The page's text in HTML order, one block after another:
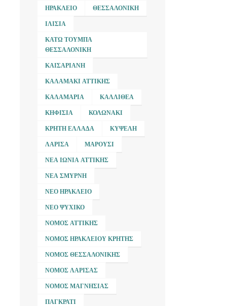
ΗΡΆΚΛΕΙΟ ΘΕΣΣΑΛΟΝΊΚΗ
ΙΛΊΣΙΑ
ΚΆΤΩ ΤΟΎΜΠΑ
ΘΕΣΣΑΛΟΝΊΚΗ
ΚΑΙΣΑΡΙΑΝΉ
ΚΑΛΑΜΆΚΙ ΑΤΤΙΚΉΣ
ΚΑΛΑΜΑΡΙΆ ΚΑΛΛΙΘΈΑ
ΚΗΦΙΣΙΆ ΚΟΛΩΝΆΚΙ
ΚΡΉΤΗ ΕΛΛΆΔΑ ΚΥΨΈΛΗ
ΛΆΡΙΣΑ ΜΑΡΟΎΣΙ
ΝΈΑ ΙΩΝΊΑ ΑΤΤΙΚΉΣ
ΝΈΑ ΣΜΎΡΝΗ
ΝΈΟ ΗΡΆΚΛΕΙΟ
ΝΈΟ ΨΥΧΙΚΌ
ΝΟΜΌΣ ΑΤΤΙΚΉΣ
ΝΟΜΌΣ ΗΡΑΚΛΕΊΟΥ ΚΡΉΤΗΣ
ΝΟΜΌΣ ΘΕΣΣΑΛΟΝΊΚΗΣ
ΝΟΜΌΣ ΛΆΡΙΣΑΣ
ΝΟΜΌΣ ΜΑΓΝΗΣΊΑΣ
ΠΑΓΚΡΆΤΙ